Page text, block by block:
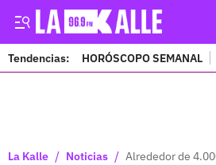
Tendencias: HORÓSCOPO SEMANAL
La Kalle / Noticias / Alrededor de